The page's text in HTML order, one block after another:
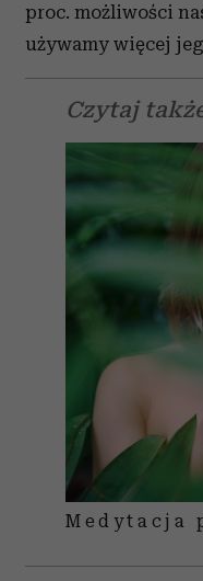
proc. możliwości
używamy więcej
Czytaj
Medytacja